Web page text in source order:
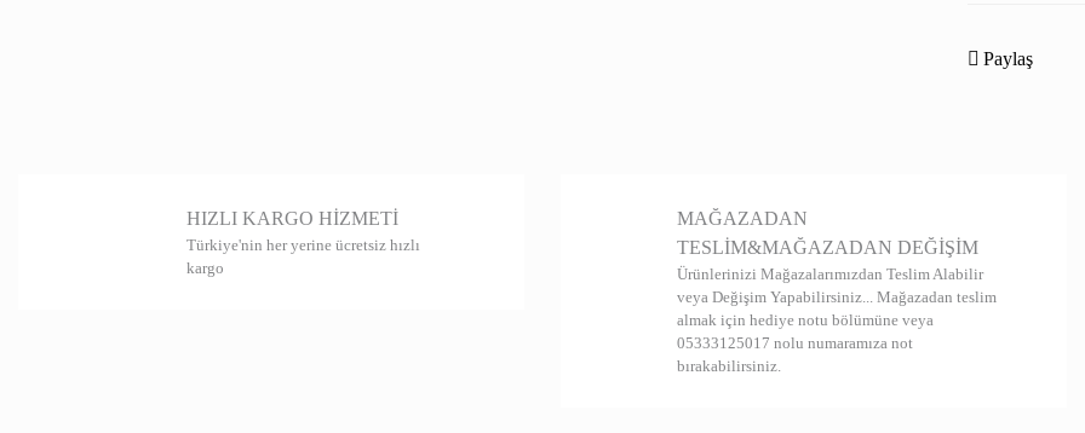
Paylaş
HIZLI KARGO HİZMETİ
Türkiye'nin her yerine ücretsiz hızlı
kargo
MAĞAZADAN
TESLİM&MAĞAZADAN DEĞİŞİM
Ürünlerinizi Mağazalarımızdan Teslim Alabilir
veya Değişim Yapabilirsiniz... Mağazadan teslim
almak için hediye notu bölümüne veya
05333125017 nolu numaramıza not
bırakabilirsiniz.